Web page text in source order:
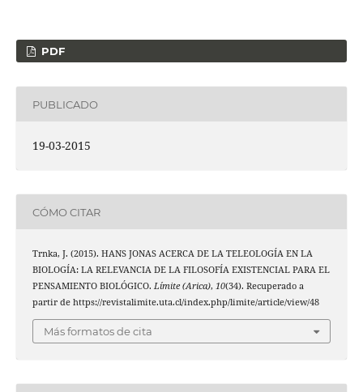
PDF
PUBLICADO
19-03-2015
CÓMO CITAR
Trnka, J. (2015). HANS JONAS ACERCA DE LA TELEOLOGÍA EN LA
BIOLOGÍA: LA RELEVANCIA DE LA FILOSOFÍA EXISTENCIAL PARA EL
PENSAMIENTO BIOLÓGICO. Límite (Arica), 10(34). Recuperado a
partir de https://revistalimite.uta.cl/index.php/limite/article/view/48
Más formatos de cita